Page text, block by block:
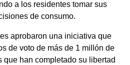
a los residentes tomar sus
de consumo.
aprobaron una iniciativa que
de voto de más de 1 millón de
que han completado su libertad